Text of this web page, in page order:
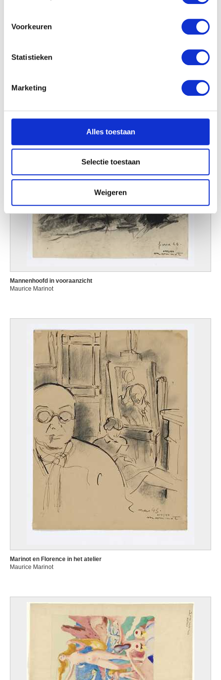
locatie, die tot een paar meter nauwkeurig kan zijn
scannen op specifieke eigenschappen (fingerprinting)
detailgedeeltein.
U kunt uw toestemming op elk moment wijzigen of
We gebruiken cookies om content en advertenties te
personaliseren, om functies voor social media te bieden
en om ons websiteverkeer te analyseren. Ook delen we
informatie over uw gebruik van onze site met onze
partners voor social media, adverteren en analyse. Deze
verzameld op basis van uw gebruik van hun services.
Voorkeuren
Statistieken
Marketing
Alles toestaan
Selectie toestaan
Weigeren
Mannenhoofd in vooraanzicht
Maurice Marinot
Marinot en Florence in het atelier
Maurice Marinot